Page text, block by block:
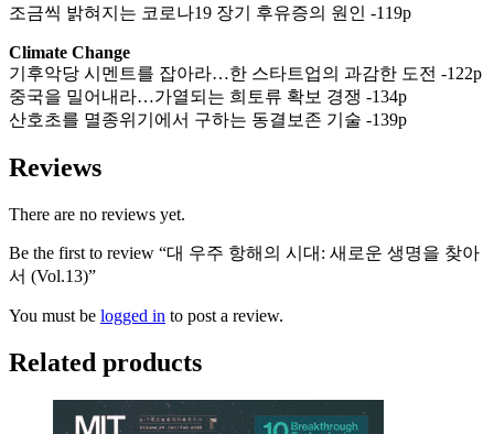
조금씩 밝혀지는 코로나19 장기 후유증의 원인 -119p
Climate Change
기후악당 시멘트를 잡아라…한 스타트업의 과감한 도전 -122p
중국을 밀어내라…가열되는 희토류 확보 경쟁 -134p
산호초를 멸종위기에서 구하는 동결보존 기술 -139p
Reviews
There are no reviews yet.
Be the first to review “대 우주 항해의 시대: 새로운 생명을 찾아
서 (Vol.13)”
You must be logged in to post a review.
Related products